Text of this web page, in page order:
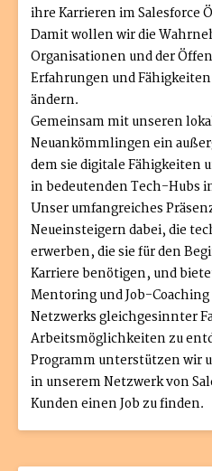
ihre Karrieren im Salesforce
Damit wollen wir die
Organisationen und der
Erfahrungen und
ändern.
Gemeinsam mit unseren
Neuankömmlingen ein
dem sie digitale Fähigkeiten
in bedeutenden Tech-Hubs
Unser umfangreiches
Neueinsteigern dabei, die
erwerben, die sie für den
Karriere benötigen, und
Mentoring und Job-Coaching
Netzwerks gleichgesinnter
Arbeitsmöglichkeiten zu
Programm unterstützen wir
in unserem Netzwerk von
Kunden einen Job zu finden.